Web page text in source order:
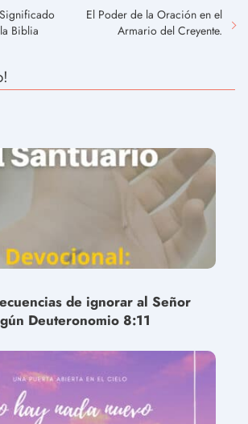
Biblia
El Poder de la Oración en el
Armario del Creyente.
de ignorar al Señor
Deuteronomio 8:11